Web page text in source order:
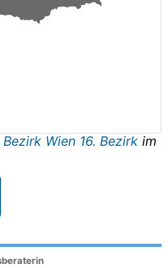
Bezirk Wien 16. Bezirk im